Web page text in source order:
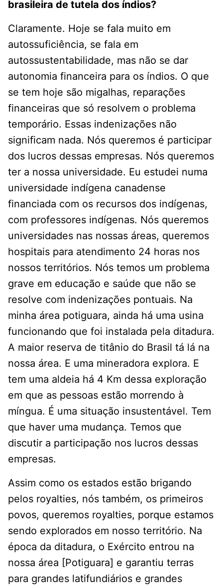
brasileira de tutela dos índios?
Claramente. Hoje se fala muito em
autossuficiência, se fala em
autossustentabilidade, mas não se dar
autonomia financeira para os índios. O que
se tem hoje são migalhas, reparações
financeiras que só resolvem o problema
temporário. Essas indenizações não
significam nada. Nós queremos é participar
dos lucros dessas empresas. Nós queremos
ter a nossa universidade. Eu estudei numa
universidade indígena canadense
financiada com os recursos dos indígenas,
com professores indígenas. Nós queremos
universidades nas nossas áreas, queremos
hospitais para atendimento 24 horas nos
nossos territórios. Nós temos um problema
grave em educação e saúde que não se
resolve com indenizações pontuais. Na
minha área potiguara, ainda há uma usina
funcionando que foi instalada pela ditadura.
A maior reserva de titânio do Brasil tá lá na
nossa área. E uma mineradora explora. E
tem uma aldeia há 4 Km dessa exploração
em que as pessoas estão morrendo à
míngua. É uma situação insustentável. Tem
que haver uma mudança. Temos que
discutir a participação nos lucros dessas
empresas.
Assim como os estados estão brigando
pelos royalties, nós também, os primeiros
povos, queremos royalties, porque estamos
sendo explorados em nosso território. Na
época da ditadura, o Exército entrou na
nossa área [Potiguara] e garantiu terras
para grandes latifundiários e grandes